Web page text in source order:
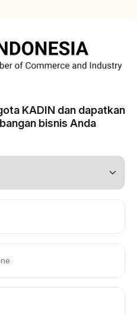
KADIN dan dapatkan
bisnis Anda